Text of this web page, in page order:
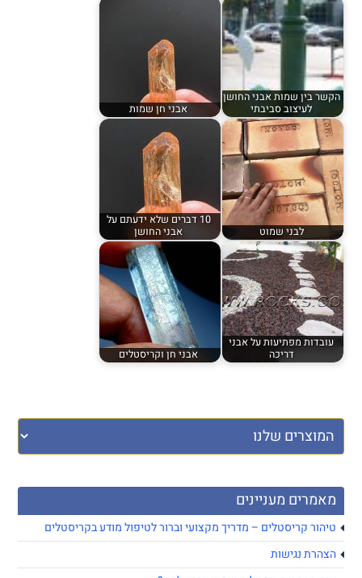
מאמרים מעניינים
טיהור קריסטלים – מדריך מקצועי וברור לטיפול מודע בקריסטלים
הצהרת נגישות
הקשר בין שמות אבני החושן
לעיצוב סביבתי
אבני חן שמות
לבני שמוט
10 דברים שלא ידעתם על
אבני החושן
עובדות מפתיעות על אבני
דריכה
אבני חן וקריסטלים